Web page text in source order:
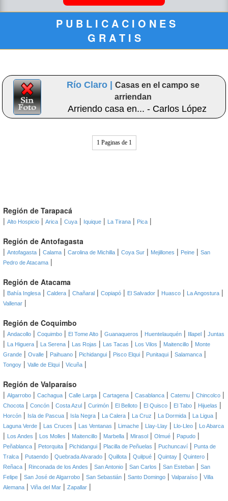
P U B L I C A C I O N E S
G R A T I S
Río Claro |Casas en el campo se
arriendan
Arriendo casa en... - Carlos López
1 Paginas de 1
Región de Tarapacá
| Alto Hospicio | Arica | Cuya | Iquique | La Tirana | Pica |
Región de Antofagasta
| Antofagasta | Calama | Carolina de Michilla | Coya Sur | Mejillones | Peine | San
Pedro de Atacama |
Región de Atacama
| Bahía Inglesa | Caldera | Chañaral | Copiapó | El Salvador | Huasco | La Angostura |
Vallenar |
Región de Coquimbo
| Andacollo | Coquimbo | El Tome Alto | Guanaqueros | Huentelauquén | Illapel | Juntas
| La Higuera | La Serena | Las Rojas | Las Tacas | Los Vilos | Maitencillo | Monte
Grande | Ovalle | Paihuano | Pichidangui | Pisco Elqui | Punitaqui | Salamanca |
Tongoy | Valle de Elqui | Vicuña |
Región de Valparaíso
| Algarrobo | Cachagua | Calle Larga | Cartagena | Casablanca | Catemu | Chincolco |
Chocota | Concón | Costa Azul | Curimón | El Belloto | El Quisco | El Tabo | Hijuelas |
Horcón | Isla de Pascua | Isla Negra | La Calera | La Cruz | La Dormida | La Ligua |
Laguna Verde | Las Cruces | Las Ventanas | Limache | Llay-Llay | Llo-Lleo | Lo Abarca
| Los Andes | Los Molles | Maitencillo | Marbella | Mirasol | Olmué | Papudo |
Peñablanca | Petorquita | Pichidangui | Placilla de Peñuelas | Puchuncaví | Punta de
Tralca | Putaendo | Quebrada Alvarado | Quillota | Quilpué | Quintay | Quintero |
Reñaca | Rinconada de los Andes | San Antonio | San Carlos | San Esteban | San
Felipe | San José de Algarrobo | San Sebastián | Santo Domingo | Valparaíso | Villa
Alemana | Viña del Mar | Zapallar |